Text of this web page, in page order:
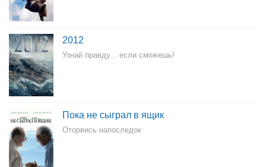
2012
Узнай правду... если сможешь!
Пока не сыграл в ящик
Оторвись напоследок